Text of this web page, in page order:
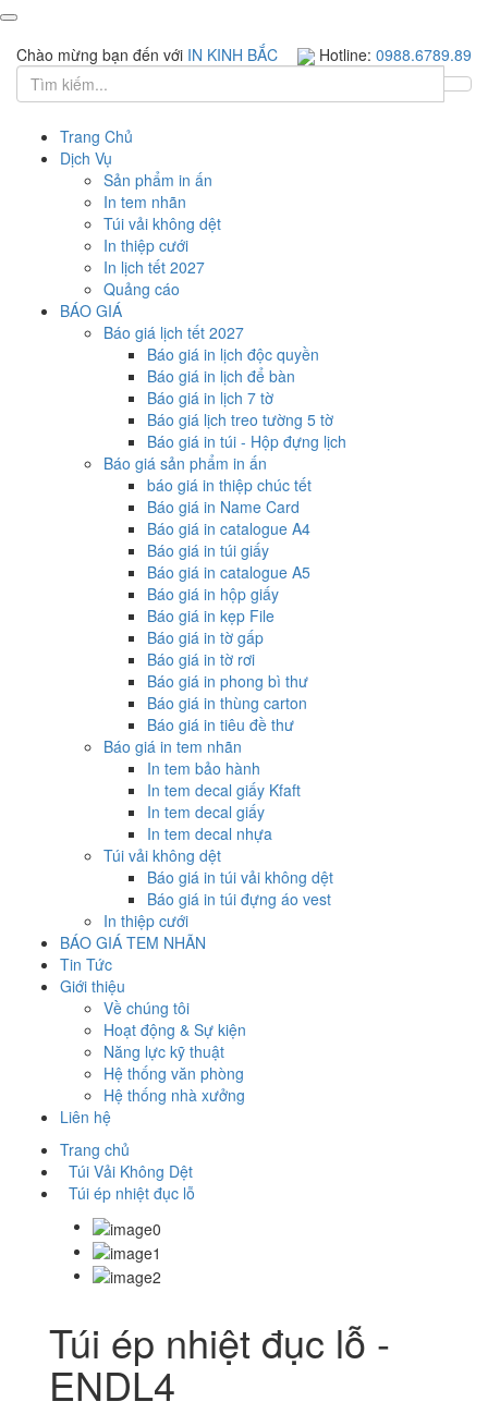
Chào mừng bạn đến với IN KINH BẮC Hotline: 0988.6789.89
Trang Chủ
Dịch Vụ
Sản phẩm in ấn
In tem nhãn
Túi vải không dệt
In thiệp cưới
In lịch tết 2027
Quảng cáo
BÁO GIÁ
Báo giá lịch tết 2027
Báo giá in lịch độc quyền
Báo giá in lịch để bàn
Báo giá in lịch 7 tờ
Báo giá lịch treo tường 5 tờ
Báo giá in túi - Hộp đựng lịch
Báo giá sản phẩm in ấn
báo giá in thiệp chúc tết
Báo giá in Name Card
Báo giá in catalogue A4
Báo giá in túi giấy
Báo giá in catalogue A5
Báo giá in hộp giấy
Báo giá in kẹp File
Báo giá in tờ gấp
Báo giá in tờ rơi
Báo giá in phong bì thư
Báo giá in thùng carton
Báo giá in tiêu đề thư
Báo giá in tem nhãn
In tem bảo hành
In tem decal giấy Kfaft
In tem decal giấy
In tem decal nhựa
Túi vải không dệt
Báo giá in túi vải không dệt
Báo giá in túi đựng áo vest
In thiệp cưới
BÁO GIÁ TEM NHÃN
Tin Tức
Giới thiệu
Về chúng tôi
Hoạt động & Sự kiện
Năng lực kỹ thuật
Hệ thống văn phòng
Hệ thống nhà xưởng
Liên hệ
Trang chủ
Túi Vải Không Dệt
Túi ép nhiệt đục lỗ
Túi ép nhiệt đục lỗ -
ENDL4